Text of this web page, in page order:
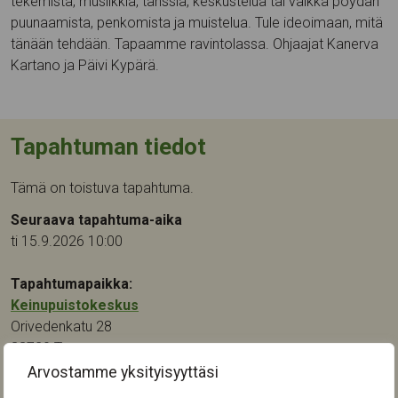
Arvostamme yksityisyyttäsi
puunaamista, penkomista ja muistelua. Tule ideoimaan, mitä
tänään tehdään. Tapaamme ravintolassa. Ohjaajat Kanerva
Kartano ja Päivi Kypärä.
Tapahtuman tiedot
Tämä on toistuva tapahtuma.
Seuraava tapahtuma-aika
ti 15.9.2026 10:00
Tapahtumapaikka:
Keinupuistokeskus
Orivedenkatu 28
33720 Tampere